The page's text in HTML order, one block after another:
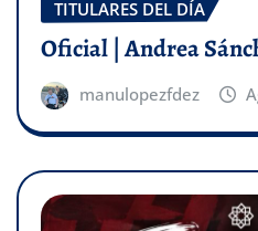
TITULARES DEL DÍA
Oficial | Andrea
manulopezfdez